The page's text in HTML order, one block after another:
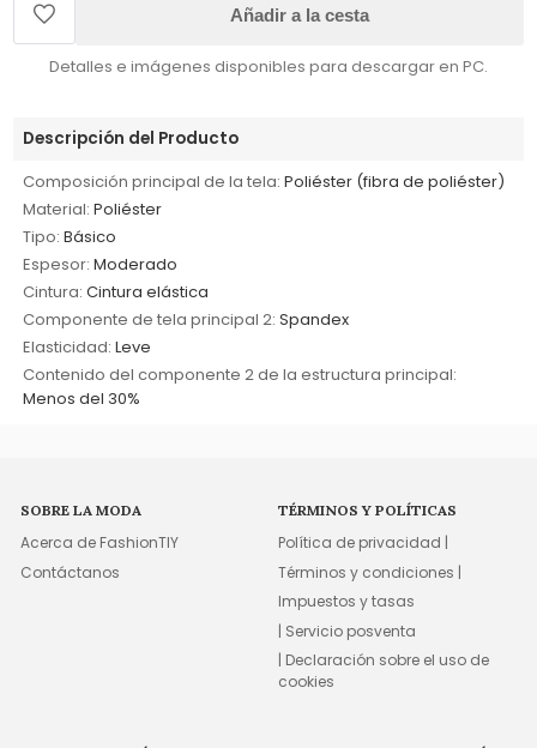
Añadir a la cesta
Detalles e imágenes disponibles para descargar en PC.
Descripción del Producto
Composición principal de la tela: Poliéster (fibra de poliéster)
Material: Poliéster
Tipo: Básico
Espesor: Moderado
Cintura: Cintura elástica
Componente de tela principal 2: Spandex
Elasticidad: Leve
Contenido del componente 2 de la estructura principal:
Menos del 30%
SOBRE LA MODA
Acerca de FashionTIY
Contáctanos
TÉRMINOS Y POLÍTICAS
Política de privacidad |
Términos y condiciones |
Impuestos y tasas
| Servicio posventa
| Declaración sobre el uso de
cookies